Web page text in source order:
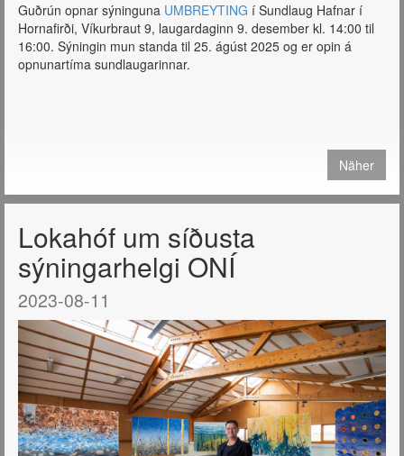
Guðrún opnar sýninguna UMBREYTING í Sundlaug Hafnar í
Hornafirði, Víkurbraut 9, laugardaginn 9. desember kl. 14:00 til
16:00. Sýningin mun standa til 25. ágúst 2025 og er opin á
opnunartíma sundlaugarinnar.
Näher
Lokahóf um síðusta
sýningarhelgi ONÍ
2023-08-11